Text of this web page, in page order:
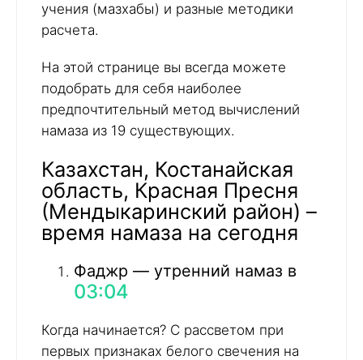
учения (мазхабы) и разные методики
расчета.
На этой странице вы всегда можете
подобрать для себя наиболее
предпочтительный метод вычислений
намаза из 19 существующих.
Казахстан, Костанайская
область, Красная Пресня
(Мендыкаринский район) –
время намаза на сегодня
Фаджр — утренний намаз в
03:04
Когда начинается? С рассветом при
первых признаках белого свечения на